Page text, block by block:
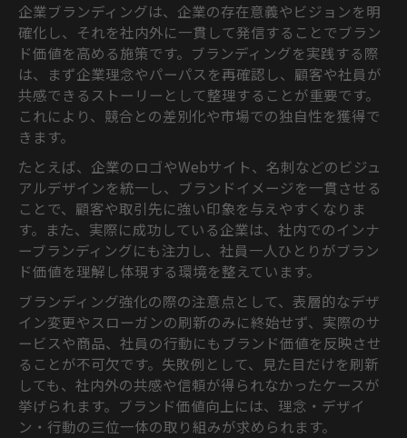
企業ブランディングは、企業の存在意義やビジョンを明
確化し、それを社内外に一貫して発信することでブラン
ド価値を高める施策です。ブランディングを実践する際
は、まず企業理念やパーパスを再確認し、顧客や社員が
共感できるストーリーとして整理することが重要です。
これにより、競合との差別化や市場での独自性を獲得で
きます。
たとえば、企業のロゴやWebサイト、名刺などのビジュ
アルデザインを統一し、ブランドイメージを一貫させる
ことで、顧客や取引先に強い印象を与えやすくなりま
す。また、実際に成功している企業は、社内でのインナ
ーブランディングにも注力し、社員一人ひとりがブラン
ド価値を理解し体現する環境を整えています。
ブランディング強化の際の注意点として、表層的なデザ
イン変更やスローガンの刷新のみに終始せず、実際のサ
ービスや商品、社員の行動にもブランド価値を反映させ
ることが不可欠です。失敗例として、見た目だけを刷新
しても、社内外の共感や信頼が得られなかったケースが
挙げられます。ブランド価値向上には、理念・デザイ
ン・行動の三位一体の取り組みが求められます。